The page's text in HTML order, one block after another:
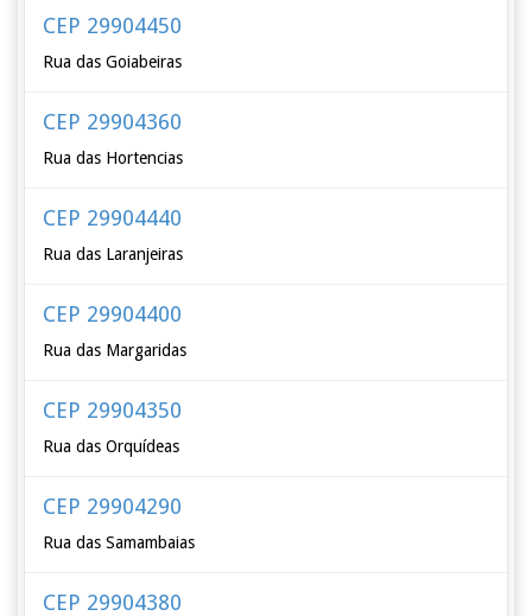
CEP 29904450
Rua das Goiabeiras
CEP 29904360
Rua das Hortencias
CEP 29904440
Rua das Laranjeiras
CEP 29904400
Rua das Margaridas
CEP 29904350
Rua das Orquídeas
CEP 29904290
Rua das Samambaias
CEP 29904380